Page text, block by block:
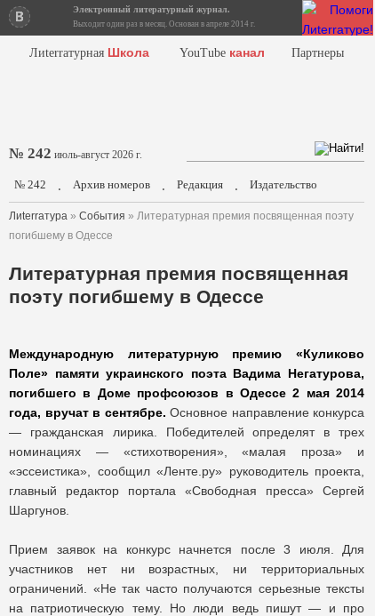
Электронный литературный журнал.
Выходит один раз в месяц. Основан в апреле 2014 г.
Лиterraтурная Школа YouTube канал Партнеры
№ 242 июль-август 2026 г.
№ 242 . Архив номеров . Редакция . Издательство
Лиterraтура » События » Литературная премия посвященная поэту
погибшему в Одессе
Литературная премия посвященная
поэту погибшему в Одессе
Международную литературную премию «Куликово
Поле» памяти украинского поэта Вадима Негатурова,
погибшего в Доме профсоюзов в Одессе 2 мая 2014
года, вручат в сентябре. Основное направление конкурса
— гражданская лирика. Победителей определят в трех
номинациях — «стихотворения», «малая проза» и
«эссеистика», сообщил «Ленте.ру» руководитель проекта,
главный редактор портала «Свободная пресса» Сергей
Шаргунов.
Прием заявок на конкурс начнется после 3 июля. Для
участников нет ни возрастных, ни территориальных
ограничений. «Не так часто получаются серьезные тексты
на патриотическую тему. Но люди ведь пишут — и про